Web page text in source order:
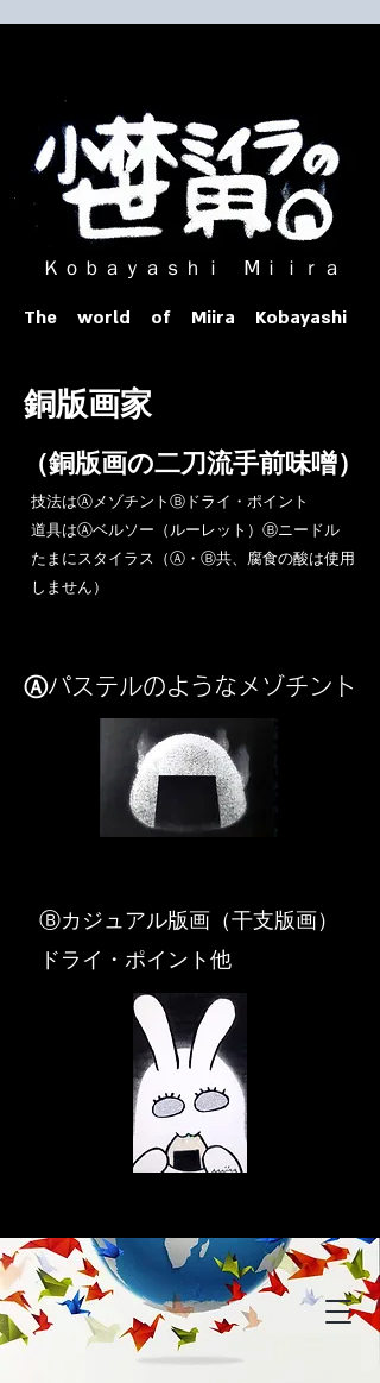
ｏｂａｙａｓｈｉ Ⅿｉｉｒａ​
The world of Miira Kobayashi
​銅版画家
​（銅版画の二刀流手前味噌）
​技法はⒶメゾチントⒷドライ・ポイント
道具はⒶベルソー（ルーレット）Ⓑニードル
​たまにスタイラス（Ⓐ・Ⓑ共、腐食の酸は使用
しません）
Ⓐパステルのようなメゾチント
​Ⓑカジュアル版画（干支版画）
ドライ・ポイント他